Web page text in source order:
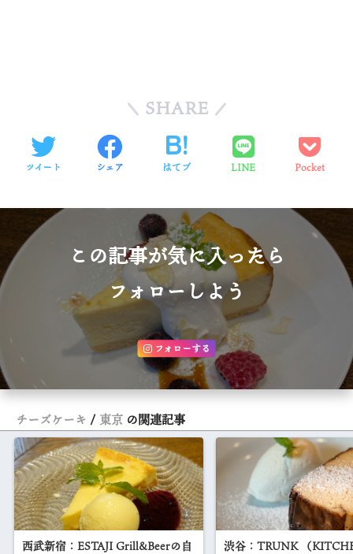
SHARE
ツイート シェア はてブ LINE Pocket
この記事が気に入ったら
フォローしよう
フォローする
チーズケーキ 東京 の関連記事
西武新宿：ESTAJI Grill&Beerの自
渋谷：TRUNK （